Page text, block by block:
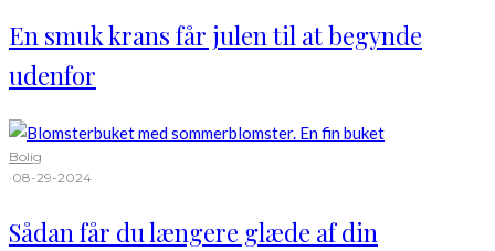
En smuk krans får julen til at begynde
udenfor
Bolig
·08-29-2024
Sådan får du længere glæde af din